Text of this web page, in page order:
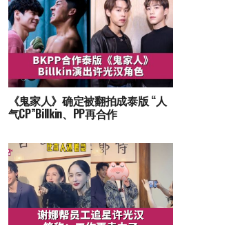
《鬼家人》确定被翻拍成泰版 “人
气CP”Billkin、PP再合作